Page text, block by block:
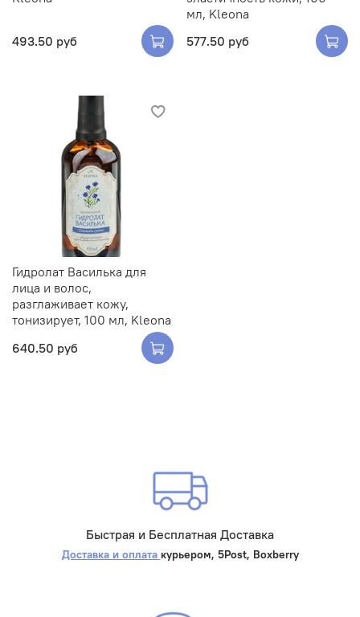
493.50 руб
мл, Kleona
577.50 руб
Гидролат Василька для
лица и волос,
разглаживает кожу,
тонизирует, 100 мл, Kleona
640.50 руб
Быстрая и Бесплатная Доставка
Доставка и оплата курьером, 5Post, Boxberry